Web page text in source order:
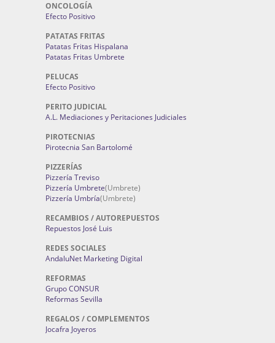
ONCOLOGÍA
Efecto Positivo
PATATAS FRITAS
Patatas Fritas Hispalana
Patatas Fritas Umbrete
PELUCAS
Efecto Positivo
PERITO JUDICIAL
A.L. Mediaciones y Peritaciones Judiciales
PIROTECNIAS
Pirotecnia San Bartolomé
PIZZERÍAS
Pizzería Treviso
Pizzería Umbrete(Umbrete)
Pizzería Umbría(Umbrete)
RECAMBIOS / AUTOREPUESTOS
Repuestos José Luis
REDES SOCIALES
AndaluNet Marketing Digital
REFORMAS
Grupo CONSUR
Reformas Sevilla
REGALOS / COMPLEMENTOS
Jocafra Joyeros